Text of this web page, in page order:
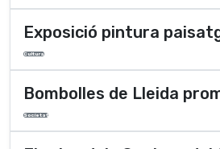
Exposició pintura
Cultura
Bombolles de Lleida
Societat